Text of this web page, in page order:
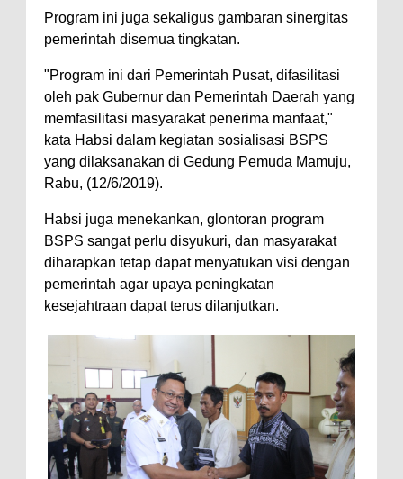
Program ini juga sekaligus gambaran sinergitas
pemerintah disemua tingkatan.
"Program ini dari Pemerintah Pusat, difasilitasi
oleh pak Gubernur dan Pemerintah Daerah yang
memfasilitasi masyarakat penerima manfaat,"
kata Habsi dalam kegiatan sosialisasi BSPS
yang dilaksanakan di Gedung Pemuda Mamuju,
Rabu, (12/6/2019).
Habsi juga menekankan, glontoran program
BSPS sangat perlu disyukuri, dan masyarakat
diharapkan tetap dapat menyatukan visi dengan
pemerintah agar upaya peningkatan
kesejahtraan dapat terus dilanjutkan.